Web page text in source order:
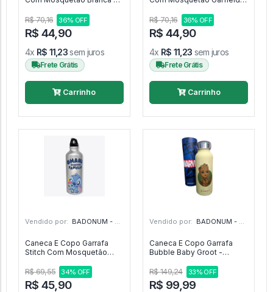
Disney Snow White
R$ 70,16 36% OFF
R$ 44,90
4x R$ 11,23sem juros
Frete Grátis
Carrinho
Nickelodeon Garfield
R$ 70,16 36% OFF
R$ 44,90
4x R$ 11,23 sem juros
Frete Grátis
Carrinho
Vendido por: BADONUM - GO
Caneca E Copo Garrafa
Stitch Com Mosquetão
& Stitch
R$ 69,55 34% OFF
R$ 45,90
Vendido por: BADONUM - GO
Caneca E Copo Garrafa
Bubble Baby Groot -
Galáxias
R$ 149,24 33% OFF
R$ 99,99